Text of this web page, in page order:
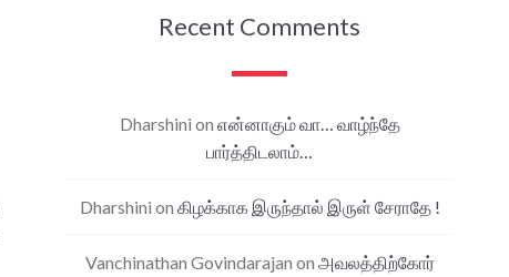
Recent Comments
Dharshini on என்னாகும் வா… வாழ்ந்தே
பார்த்திடலாம்…
Dharshini on கிழக்காக இருந்தால் இருள் சேராதே !
Vanchinathan Govindarajan on அவலத்திற்கோர்